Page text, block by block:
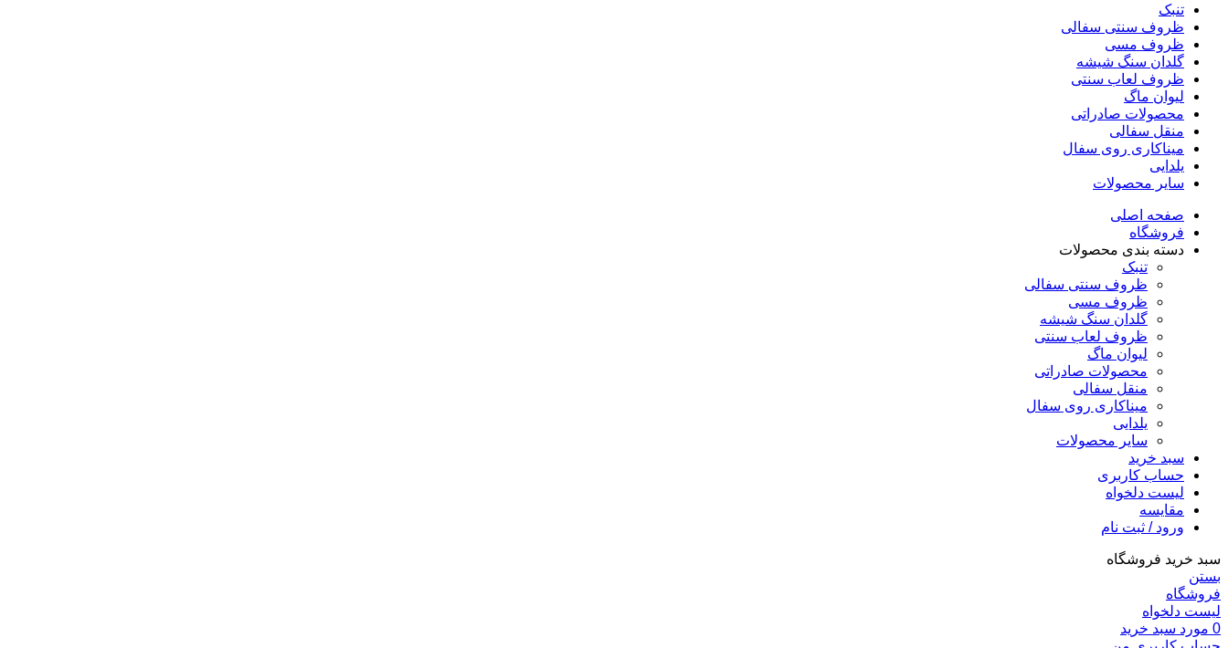
تنبک
ظروف سنتی سفالی
ظروف مسی
گلدان سنگ شیشه
ظروف لعاب سنتی
لیوان ماگ
محصولات صادراتی
منقل سفالی
میناکاری روی سفال
یلدایی
سایر محصولات
صفحه اصلی
فروشگاه
دسته بندی محصولات
تنبک
ظروف سنتی سفالی
ظروف مسی
گلدان سنگ شیشه
ظروف لعاب سنتی
لیوان ماگ
محصولات صادراتی
منقل سفالی
میناکاری روی سفال
یلدایی
سایر محصولات
سبد خرید
حساب کاربری
لیست دلخواه
مقایسه
ورود / ثبت نام
سبد خرید فروشگاه
بستن
فروشگاه
لیست دلخواه
0 مورد سبد خرید